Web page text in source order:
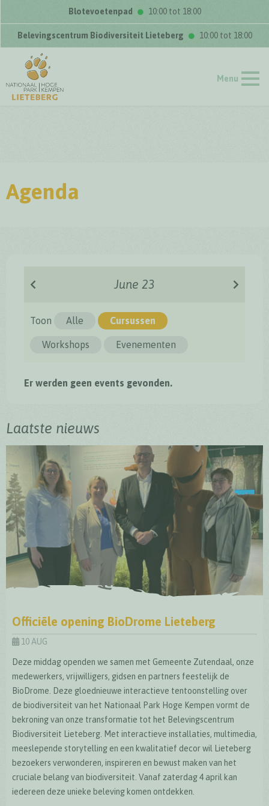
Blotevoetenpad 10:00 tot 18:00
Belevingscentrum Biodiversiteit Lieteberg 10:00 tot 18:00
Menu
Agenda
June 23
Toon Alle Cursussen
Workshops Evenementen
Er werden geen events gevonden.
Laatste nieuws
Officiële opening BioDrome Lieteberg
10 AUG
Deze middag openden we samen met Gemeente Zutendaal, onze
medewerkers, vrijwilligers, gidsen en partners feestelijk de
BioDrome. Deze gloednieuwe interactieve tentoonstelling over
de biodiversiteit van het Nationaal Park Hoge Kempen vormt de
bekroning van onze transformatie tot het Belevingscentrum
Biodiversiteit Lieteberg. Met interactieve installaties, multimedia,
meeslepende storytelling en een kwalitatief decor wil Lieteberg
bezoekers verwonderen, inspireren en bewust maken van het
cruciale belang van biodiversiteit. Vanaf zaterdag 4 april kan
iedereen deze unieke beleving komen ontdekken.